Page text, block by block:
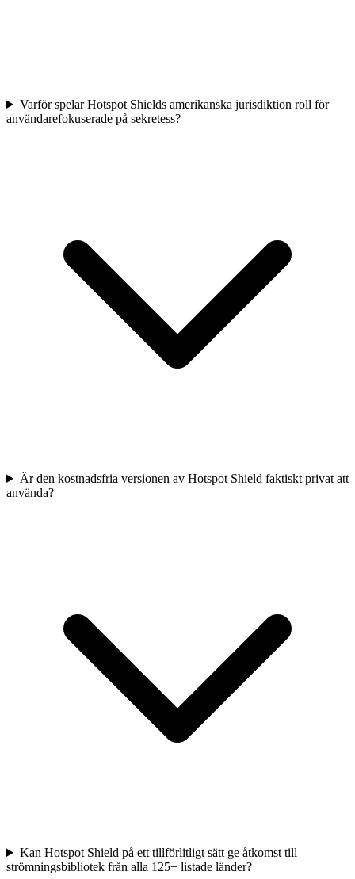
Varför spelar Hotspot Shields amerikanska jurisdiktion roll för
användarefokuserade på sekretess?
Är den kostnadsfria versionen av Hotspot Shield faktiskt privat att
använda?
Kan Hotspot Shield på ett tillförlitligt sätt ge åtkomst till
strömningsbibliotek från alla 125+ listade länder?